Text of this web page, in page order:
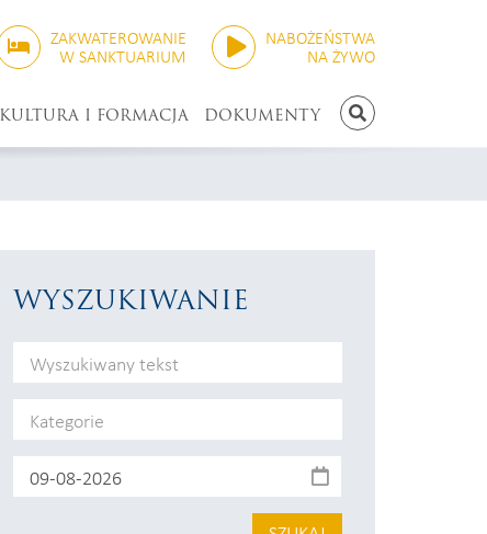
ZAKWATEROWANIE
W SANKTUARIUM
NABOŻEŃSTWA
NA ŻYWO
SZUKAJ
KULTURA I FORMACJA DOKUMENTY
WYSZUKIWANIE